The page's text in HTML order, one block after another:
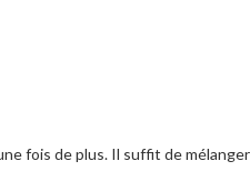
fois de plus. Il suffit de